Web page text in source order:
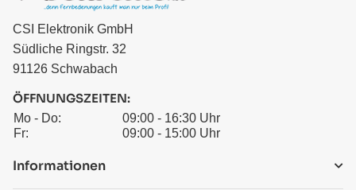
CSI Elektronik GmbH
Südliche Ringstr. 32
91126 Schwabach
ÖFFNUNGSZEITEN:
Mo - Do:
09:00 - 16:30 Uhr
Fr:
09:00 - 15:00 Uhr
Informationen